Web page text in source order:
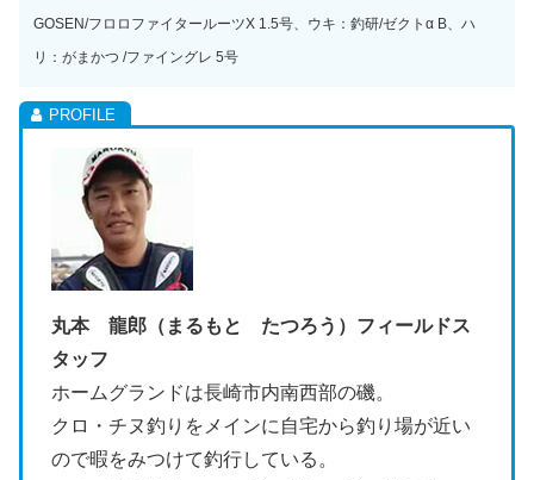
GOSEN/フロロファイタールーツX 1.5号、ウキ：釣研/ゼクトα B、ハ
リ：がまかつ /ファイングレ 5号
丸本 龍郎（まるもと たつろう）フィールドス
タッフ
ホームグランドは長崎市内南西部の磯。
クロ・チヌ釣りをメインに自宅から釣り場が近い
ので暇をみつけて釣行している。